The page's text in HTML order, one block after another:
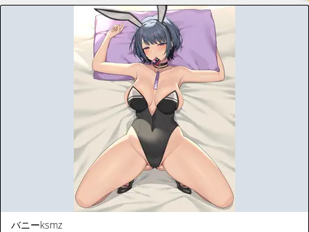
バニーksmz